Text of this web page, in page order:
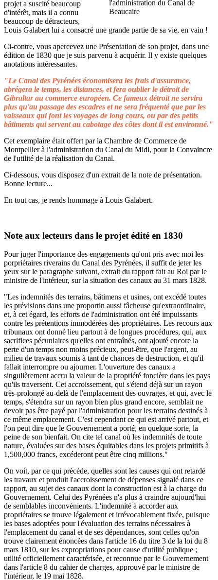
projet a suscité beaucoup
d'intérêt, mais il a connu
beaucoup de détracteurs,
Louis Galabert lui a consacré une grande partie de sa vie, en vain !
Ci-contre, vous apercevez une Présentation de son projet, dans une
édition de 1830 que je suis parvenu à acquérir. Il y existe quelques
anotations intéressantes.
"Le Canal des Pyrénées économisera les frais d'assurance,
abrégera le temps, les distances, et fera oublier le détroit de
Gibraltar au commerce européen. Ce fameux détroit ne servira
plus qu'au passage des escadres et ne sera fréquenté que par les
vaisseaux qui font les voyages de long cours, ou par des petits
bâtiments qui servent au cabotage des côtes dont il est environné."
Cet exemplaire était offert par la Chambre de Commerce de
Montpellier à l'administration du Canal du Midi, pour la Convaincre
de l'utilité de la réalisation du Canal.
Ci-dessous, vous disposez d'un extrait de la note de présentation.
Bonne lecture...
En tout cas, je rends hommage à Louis Galabert.
Note aux lecteurs dans le projet édité en 1830
Pour juger l'importance des engagements qu'ont pris avec moi les
porpriétaires riverains du Canal des Pyrénées, il suffit de jeter les
yeux sur le paragraphe suivant, extrait du rapport fait au Roi par le
ministre de l'intérieur, sur la situation des canaux au 31 mars 1828.
"Les indemnités des terrains, bâtimens et usines, ont excédé toutes
les prévisions dans une proportin aussi fâcheuse qu'extraordinaire,
et, à cet égard, les efforts de l'administration ont été impuissants
contre les prétentions immodérées des propriétaires. Les recours aux
tribunaux ont donné lieu partout à de longues procédures, qui, aux
sacrifices pécuniaires qu'elles ont entraînés, ont ajouté encore la
perte d'un temps non moins précieux, peut-être, que l'argent, au
milieu de travaux soumis à tant de chances de destruction, et qu'il
fallait interrompre ou ajourner. L'ouverture des canaux a
singulièrement accru la valeur de la propriété foncière dans les pays
qu'ils traversent. Cet accroissement, qui s'étend déjà sur un rayon
très-prolongé au-delà de l'emplacement des ouvrages, et qui, avec le
temps, s'étendra sur un rayon bien plus grand encore, semblait ne
devoir pas être payé par l'administration pour les terrains destinés à
ce même emplacement. C'est cependant ce qui est arrivé partout, et
l'on peut dire que le Gouvernement a porté, en quelque sorte, la
peine de son bienfait. On cite tel canal où les indemnités de toute
nature, évaluées sur des bases équitables dans les projets primitifs à
1,500,000 francs, excéderont peut être cinq millions."
On voit, par ce qui précède, quelles sont les causes qui ont retardé
les travaux et produit l'accroissement de dépenses signalé dans ce
rapport, au sujet des canaux dont la construction est à la charge du
Gouvernement. Celui des Pyrénées n'a plus à craindre aujourd'hui
de semblables inconvénients. L'indemnité à accorder aux
propriétaires se trouve légalement et irrévocablement fixée, puisque
les bases adoptées pour l'évaluation des terrains nécessaires à
l'emplacement du canal et de ses dépendances, sont celles qu'on
trouve clairement énoncées dans l'article 16 du titre 3 de la loi du 8
mars 1810, sur les expropriations pour cause d'utilité publique ;
utilité officiellement caractérisée, et reconnue par le Gouvernement
dans l'article 8 du cahier de charges, approuvé par le ministre de
l'intérieur, le 19 mai 1828.